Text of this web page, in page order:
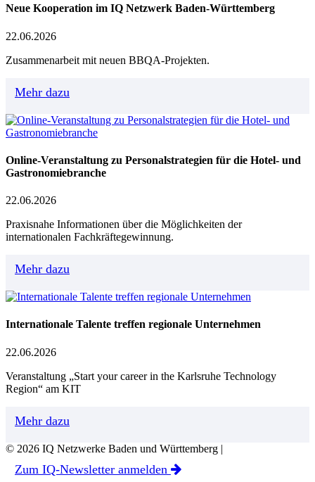
Neue Kooperation im IQ Netzwerk Baden-Württemberg
22.06.2026
Zusammenarbeit mit neuen BBQA-Projekten.
Mehr dazu
Online-Veranstaltung zu Personalstrategien für die Hotel- und
Gastronomiebranche
22.06.2026
Praxisnahe Informationen über die Möglichkeiten der
internationalen Fachkräftegewinnung.
Mehr dazu
Internationale Talente treffen regionale Unternehmen
22.06.2026
Veranstaltung „Start your career in the Karlsruhe Technology
Region“ am KIT
Mehr dazu
© 2026 IQ Netzwerke Baden und Württemberg |
Zum IQ-Newsletter anmelden